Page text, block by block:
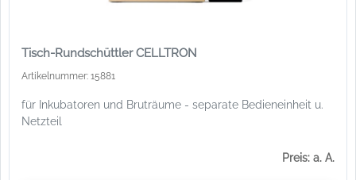
Tisch-Rundschüttler CELLTRON
Artikelnummer: 15881
für Inkubatoren und Bruträume - separate Bedieneinheit u.
Netzteil
Preis: a. A.